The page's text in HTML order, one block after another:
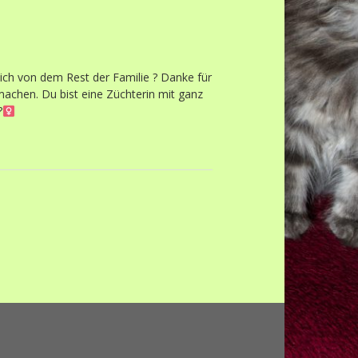
von dem Rest der Familie ? Danke für
Du bist eine Züchterin mit ganz